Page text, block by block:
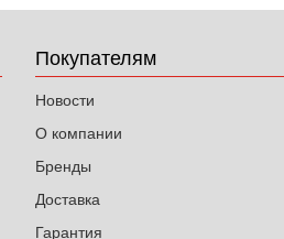
Покупателям
Новости
О компании
Бренды
Доставка
Гарантия